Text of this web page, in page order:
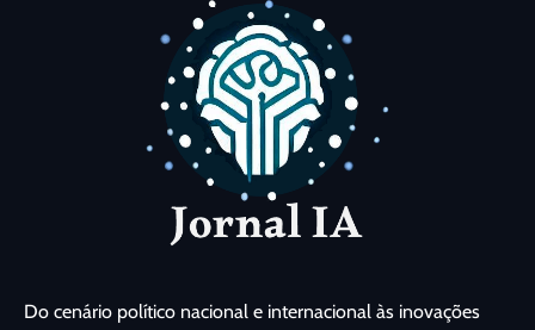
Do cenário político nacional e internacional às inovações